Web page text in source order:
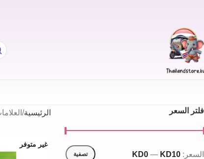
فلتر السعر
تصفية السعر: KD0 — KD10
الرئيسية
غير متوفر